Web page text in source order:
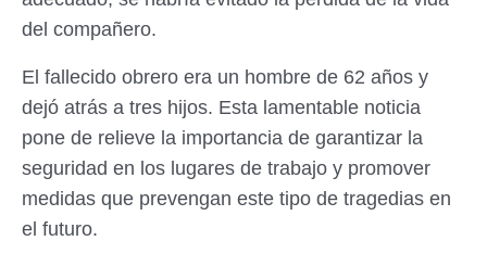
del compañero.
El fallecido obrero era un hombre de 62 años y
dejó atrás a tres hijos. Esta lamentable noticia
pone de relieve la importancia de garantizar la
seguridad en los lugares de trabajo y promover
medidas que prevengan este tipo de tragedias en
el futuro.